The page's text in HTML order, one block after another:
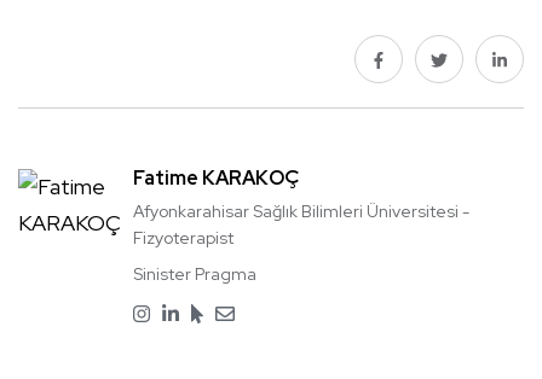
Fatime KARAKOÇ
Afyonkarahisar Sağlık Bilimleri Üniversitesi -
Fizyoterapist
Sinister Pragma